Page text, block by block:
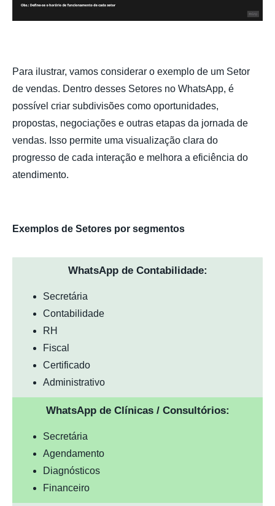
Para ilustrar, vamos considerar o exemplo de um Setor
de vendas. Dentro desses Setores no WhatsApp, é
possível criar subdivisões como oportunidades,
propostas, negociações e outras etapas da jornada de
vendas. Isso permite uma visualização clara do
progresso de cada interação e melhora a eficiência do
atendimento.
Exemplos de Setores por segmentos
WhatsApp de Contabilidade:
Secretária
Contabilidade
RH
Fiscal
Certificado
Administrativo
WhatsApp de Clínicas / Consultórios:
Secretária
Agendamento
Diagnósticos
Financeiro